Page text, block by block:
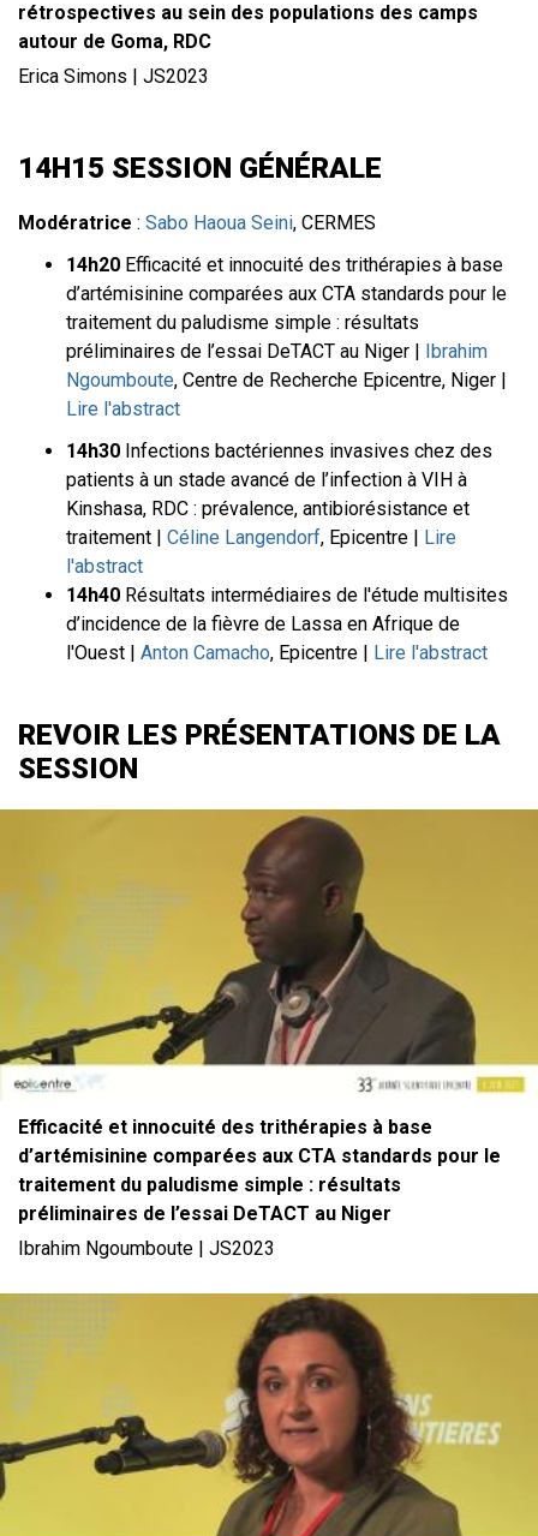
rétrospectives au sein des populations des camps
autour de Goma, RDC
Erica Simons | JS2023
14H15 SESSION GÉNÉRALE
Modératrice : Sabo Haoua Seini, CERMES
14h20 Efficacité et innocuité des trithérapies à base
d’artémisinine comparées aux CTA standards pour le
traitement du paludisme simple : résultats
préliminaires de l’essai DeTACT au Niger |
Ibrahim
Ngoumboute, Centre de Recherche Epicentre, Niger |
Lire l'abstract
14h30 Infections bactériennes invasives chez des
patients à un stade avancé de l’infection à VIH à
Kinshasa, RDC : prévalence, antibiorésistance et
traitement | Céline Langendorf, Epicentre |
Lire
l'abstract
14h40 Résultats intermédiaires de l'étude multisites
d’incidence de la fièvre de Lassa en Afrique de
l'Ouest | Anton Camacho, Epicentre | Lire l'abstract
REVOIR LES PRÉSENTATIONS DE LA
SESSION
Efficacité et innocuité des trithérapies à base
d’artémisinine comparées aux CTA standards pour le
traitement du paludisme simple : résultats
préliminaires de l’essai DeTACT au Niger
Ibrahim Ngoumboute | JS2023
File